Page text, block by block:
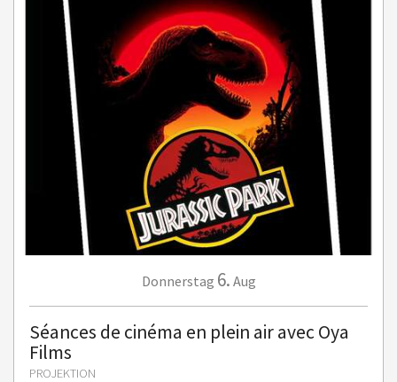
Donnerstag 6. Aug
Séances de cinéma en plein air avec Oya
Films
PROJEKTION